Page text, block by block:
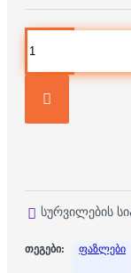
სურვილების
თეგები: ფაზლები